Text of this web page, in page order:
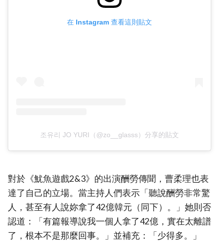
在 Instagram 查看這則貼文
조유리 JO YURI（@zo__glasss）分享的貼文
對於《魷魚遊戲2&3》的出演酬勞傳聞，曹柔理也表
達了自己的立場。當主持人們表示「聽說酬勞非常驚
人，甚至有人說妳拿了42億韓元（同下）。」她則否
認道：「有篇報導說我一個人拿了42億，實在太離譜
了，根本不是那麼回事。」並補充：「少得多。」